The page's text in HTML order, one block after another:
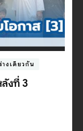
งเดียวกัน
งที่ 3